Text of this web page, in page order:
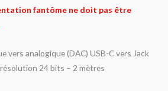
fantôme ne doit pas être
vers analogique (DAC) USB-C vers Jack
24 bits – 2 mètres